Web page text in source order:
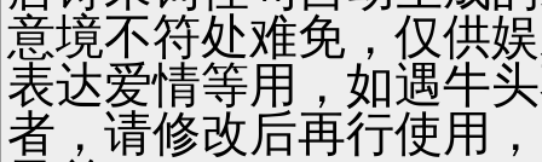
意境不符处难免，仅供
表达爱情等用，如遇牛
者，请修改后再行使用